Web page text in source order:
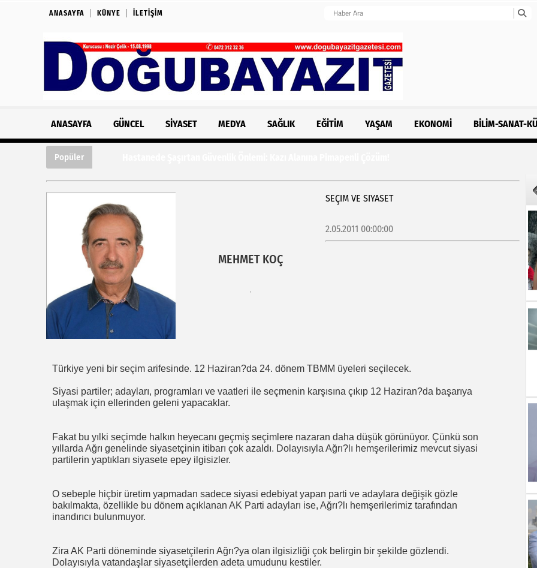
ANASAYFA KÜNYE İLETIŞIM
ANASAYFA GÜNCEL SIYASET MEDYA SAĞLIK EĞITIM YAŞAM EKONOMI BILIM-SANAT-
Popüler
MEHMET KOÇ
SEÇIM VE SIYASET
2.05.2011 00:00:00
Türkiye yeni bir seçim arifesinde. 12 Haziran?da 24. dönem TBMM üyeleri seçilecek.
Siyasi partiler; adayları, programları ve vaatleri ile seçmenin karşısına çıkıp 12 Haziran?da başarıya
ulaşmak için ellerinden geleni yapacaklar.
Fakat bu yılki seçimde halkın heyecanı geçmiş seçimlere nazaran daha düşük görünüyor. Çünkü son
yıllarda Ağrı genelinde siyasetçinin itibarı çok azaldı. Dolayısıyla Ağrı?lı hemşerilerimiz mevcut siyasi
partilerin yaptıkları siyasete epey ilgisizler.
O sebeple hiçbir üretim yapmadan sadece siyasi edebiyat yapan parti ve adaylara değişik gözle
bakılmakta, özellikle bu dönem açıklanan AK Parti adayları ise, Ağrı?lı hemşerilerimiz tarafından
inandırıcı bulunmuyor.
Zira AK Parti döneminde siyasetçilerin Ağrı?ya olan ilgisizliği çok belirgin bir şekilde gözlendi.
Dolayısıyla vatandaşlar siyasetçilerden adeta umudunu kestiler.